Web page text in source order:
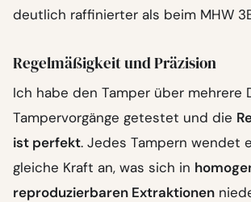
deutlich raffinierter als beim MHW
Regelmäßigkeit und Präzision
Ich habe den Tamper über mehrere
Tampervorgänge getestet und die
ist perfekt. Jedes Tampern wendet
gleiche Kraft an, was sich in
reproduzierbaren Extraktionen